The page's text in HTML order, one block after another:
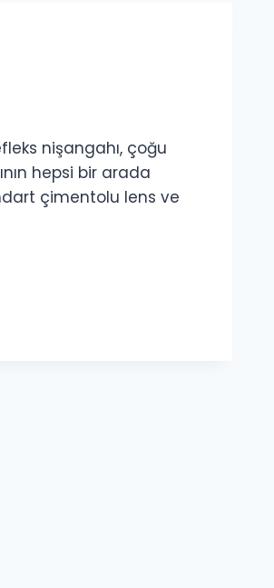
nişangahı, çoğu
hepsi bir arada
çimentolu lens ve